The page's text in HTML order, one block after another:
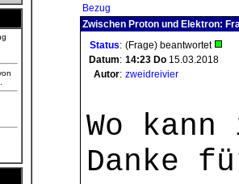
Bezug
Zwischen Proton und Elektron:
Status: (Frage) beantwortet
Datum: 14:23 Do 15.03.2018
Autor: zweidreivier
Wo
Danke